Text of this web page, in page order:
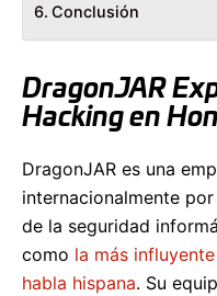
Conclusión
DragonJAR
Hacking en
DragonJAR es una
internacionalmente
de la seguridad
como la más
habla hispana. Su